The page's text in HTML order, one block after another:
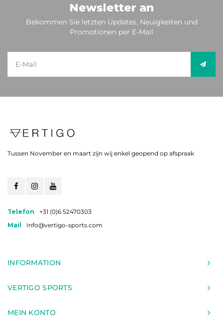
Newsletter an
Bekommen Sie letzten Updates, Neuigkeiten und
Promotionen per E-Mail
Tussen November en maart zijn wij enkel geopend op afspraak
Telefon
+31 (0)6 52470303
Mail
Info@vertigo-sports.com
INFORMATION
VERTIGO SPORTS
MEIN KONTO